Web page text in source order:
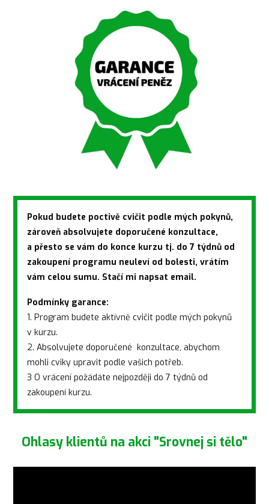
Pokud budete poctivě cvičit podle mých pokynů,
zároveň absolvujete doporučené konzultace,
a přesto se vám do konce kurzu tj. do 7 týdnů od
zakoupení programu neuleví od bolesti, vrátím
vám celou sumu. Stačí mi napsat email.
Podmínky garance:
1. Program budete aktívně cvičit podle mých pokynů
v kurzu.
2. Absolvujete doporučené konzultace, abychom
mohli cviky upravit podle vašich potřeb.
3 O vrácení požádáte nejpozději do 7 týdnů od
zakoupení kurzu.
Ohlasy klientů na akci "Srovnej si tělo"